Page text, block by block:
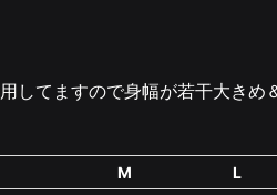
してますので身幅が若干大きめ
M L